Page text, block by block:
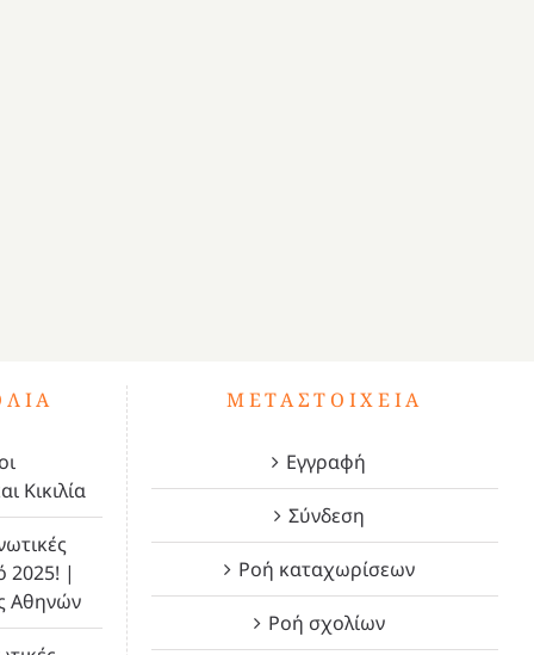
Κικιλία
2025! |
Αθηνών
ΜΕΤΑΣΤΟΙΧΕΊΑ
Εγγραφή
Σύνδεση
Ροή καταχωρίσεων
Ροή σχολίων